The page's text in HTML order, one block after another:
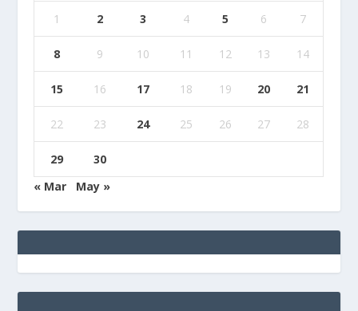
1 2 3 4 5 6 7
8 9 10 11 12 13 14
15 16 17 18 19 20 21
22 23 24 25 26 27 28
29
30
« Mar
May »